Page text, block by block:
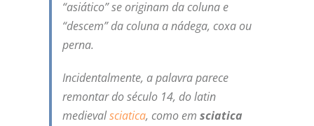
“asiático” se originam da coluna e
“descem” da coluna a nádega, coxa ou
perna.
Incidentalmente, a palavra parece
remontar do século 14, do latin
medievalsciatica, como em sciatica